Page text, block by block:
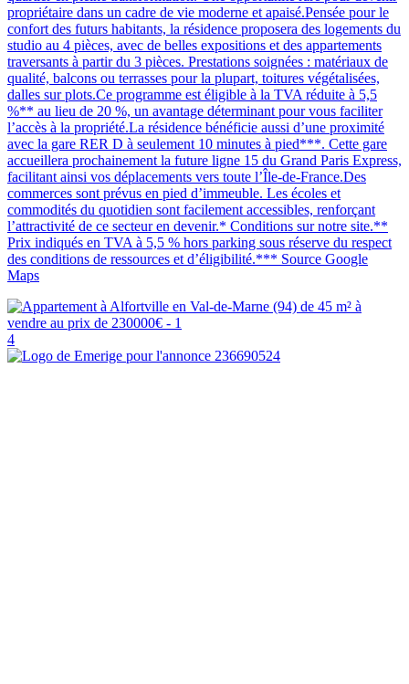
propriétaire dans un cadre de vie moderne et apaisé.Pensée pour le
confort des futurs habitants, la résidence proposera des logements du
studio au 4 pièces, avec de belles expositions et des appartements
traversants à partir du 3 pièces. Prestations soignées : matériaux de
qualité, balcons ou terrasses pour la plupart, toitures végétalisées,
dalles sur plots.Ce programme est éligible à la TVA réduite à 5,5
%** au lieu de 20 %, un avantage déterminant pour vous faciliter
l’accès à la propriété.La résidence bénéficie aussi d’une proximité
avec la gare RER D à seulement 10 minutes à pied***. Cette gare
accueillera prochainement la future ligne 15 du Grand Paris Express,
facilitant ainsi vos déplacements vers toute l’Île-de-France.Des
commerces sont prévus en pied d’immeuble. Les écoles et
commodités du quotidien sont facilement accessibles, renforçant
l’attractivité de ce secteur en devenir.* Conditions sur notre site.**
Prix indiqués en TVA à 5,5 % hors parking sous réserve du respect
des conditions de ressources et d’éligibilité.*** Source Google
Maps
4